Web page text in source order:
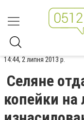
14:44, 2 липня 2013 р.
Селяне
копейки